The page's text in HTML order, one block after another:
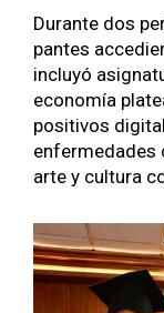
Durante dos
pantes
incluyó
economía
pos­i­tivos
enfer­medades
arte y cul­tura